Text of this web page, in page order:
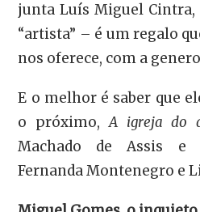
junta Luís Miguel
“artista” – é um regalo
nos oferece, com a
E o melhor é saber que
o próximo,A igreja do
Machado de Assis e
Fernanda Montenegro e